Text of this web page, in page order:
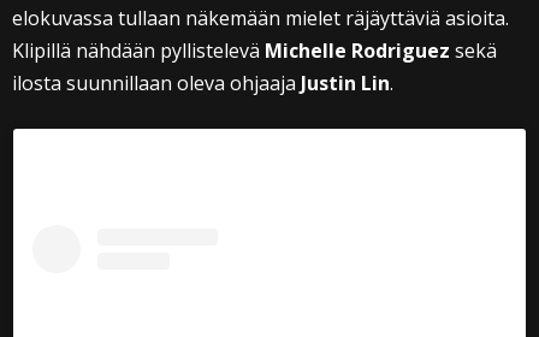
elokuvassa tullaan näkemään mielet räjäyttäviä asioita.
Klipillä nähdään pyllistelevä Michelle Rodriguez sekä
ilosta suunnillaan oleva ohjaaja Justin Lin.